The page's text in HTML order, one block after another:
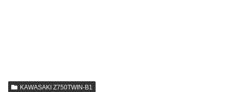
KAWASAKI Z750TWIN-B1